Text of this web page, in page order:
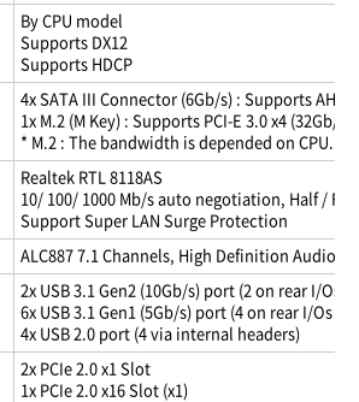
By CPU model
Supports DX12
Supports HDCP
4x SATA III Connector (6Gb/s) : Supports AHCI
1x M.2 (M Key) : Supports PCI-E 3.0 x4 (32Gb/s)
* M.2 : The bandwidth is depended on CPU.
Realtek RTL 8118AS
10/ 100/ 1000 Mb/s auto negotiation, Half /
Support Super LAN Surge Protection
ALC887 7.1 Channels, High Definition Audio,
2x USB 3.1 Gen2 (10Gb/s) port (2 on rear I/Os)
6x USB 3.1 Gen1 (5Gb/s) port (4 on rear I/Os
4x USB 2.0 port (4 via internal headers)
2x PCIe 2.0 x1 Slot
1x PCIe 2.0 x16 Slot (x1)